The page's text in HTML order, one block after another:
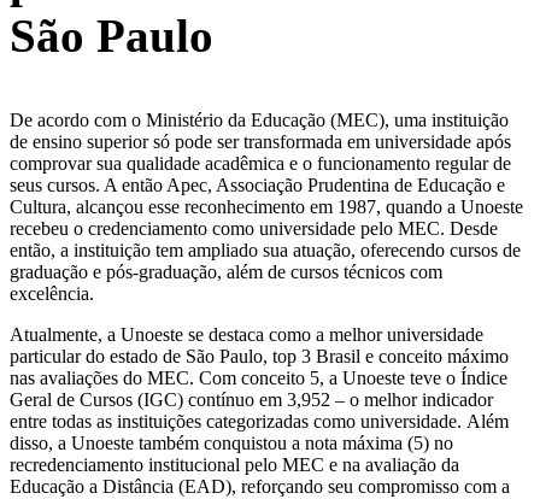
São Paulo
De acordo com o Ministério da Educação (MEC), uma instituição
de ensino superior só pode ser transformada em universidade após
comprovar sua qualidade acadêmica e o funcionamento regular de
seus cursos. A então Apec, Associação Prudentina de Educação e
Cultura, alcançou esse reconhecimento em 1987, quando a Unoeste
recebeu o credenciamento como universidade pelo MEC. Desde
então, a instituição tem ampliado sua atuação, oferecendo cursos de
graduação e pós-graduação, além de cursos técnicos com
excelência.
Atualmente, a Unoeste se destaca como a melhor universidade
particular do estado de São Paulo, top 3 Brasil e conceito máximo
nas avaliações do MEC. Com conceito 5, a Unoeste teve o Índice
Geral de Cursos (IGC) contínuo em 3,952 – o melhor indicador
entre todas as instituições categorizadas como universidade. Além
disso, a Unoeste também conquistou a nota máxima (5) no
recredenciamento institucional pelo MEC e na avaliação da
Educação a Distância (EAD), reforçando seu compromisso com a